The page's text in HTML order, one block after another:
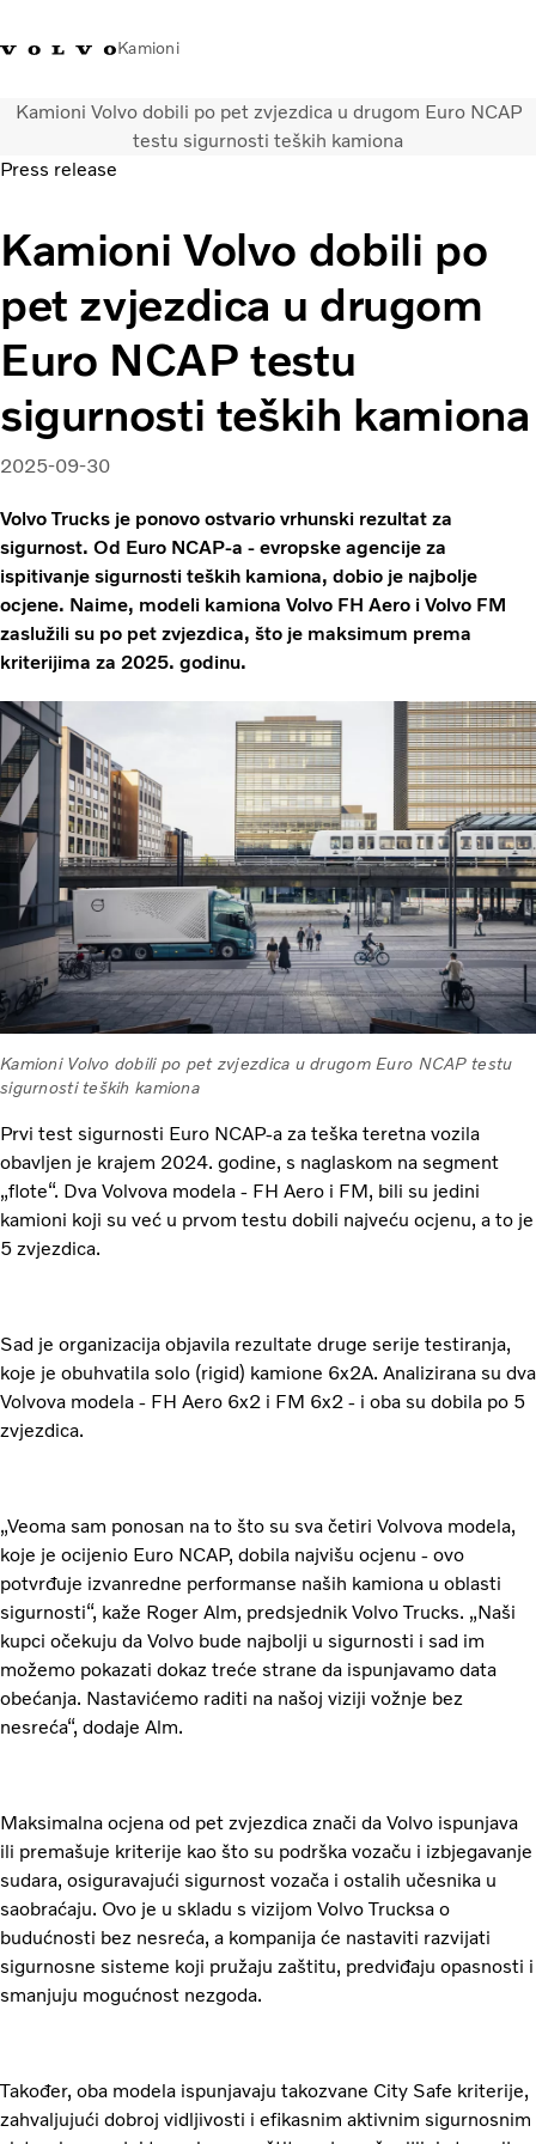
Kamioni
Volvo Trucks Bosna i
Hercegovina - Kontakti
Prodavaonica Volvo Trucks
promo materijala
Prijava
Bosna I
Kamioni
Usluge
Lokator distributera
Vijesti
O nama
Volvo Truck Builder
Kontaktirajte nas
Kamioni Volvo dobili po pet zvjezdica u drugom Euro NCAP
testu sigurnosti teških kamiona
Press release
Kamioni Volvo dobili po
pet zvjezdica u drugom
Euro NCAP testu
sigurnosti teških kamiona
2025-09-30
Volvo Trucks je ponovo ostvario vrhunski rezultat za
sigurnost. Od Euro NCAP-a - evropske agencije za
ispitivanje sigurnosti teških kamiona, dobio je najbolje
ocjene. Naime, modeli kamiona Volvo FH Aero i Volvo FM
zaslužili su po pet zvjezdica, što je maksimum prema
kriterijima za 2025. godinu.
Kamioni Volvo dobili po pet zvjezdica u drugom Euro NCAP testu
sigurnosti teških kamiona
Prvi test sigurnosti Euro NCAP-a za teška teretna vozila
obavljen je krajem 2024. godine, s naglaskom na segment
„flote“. Dva Volvova modela - FH Aero i FM, bili su jedini
kamioni koji su već u prvom testu dobili najveću ocjenu, a to je
5 zvjezdica.
Sad je organizacija objavila rezultate druge serije testiranja,
koje je obuhvatila solo (rigid) kamione 6x2A. Analizirana su dva
Volvova modela - FH Aero 6x2 i FM 6x2 - i oba su dobila po 5
zvjezdica.
„Veoma sam ponosan na to što su sva četiri Volvova modela,
koje je ocijenio Euro NCAP, dobila najvišu ocjenu - ovo
potvrđuje izvanredne performanse naših kamiona u oblasti
sigurnosti“, kaže Roger Alm, predsjednik Volvo Trucks. „Naši
kupci očekuju da Volvo bude najbolji u sigurnosti i sad im
možemo pokazati dokaz treće strane da ispunjavamo data
obećanja. Nastavićemo raditi na našoj viziji vožnje bez
nesreća“, dodaje Alm.
Maksimalna ocjena od pet zvjezdica znači da Volvo ispunjava
ili premašuje kriterije kao što su podrška vozaču i izbjegavanje
sudara, osiguravajući sigurnost vozača i ostalih učesnika u
saobraćaju. Ovo je u skladu s vizijom Volvo Trucksa o
budućnosti bez nesreća, a kompanija će nastaviti razvijati
sigurnosne sisteme koji pružaju zaštitu, predviđaju opasnosti i
smanjuju mogućnost nezgoda.
Također, oba modela ispunjavaju takozvane City Safe kriterije,
zahvaljujući dobroj vidljivosti i efikasnim aktivnim sigurnosnim